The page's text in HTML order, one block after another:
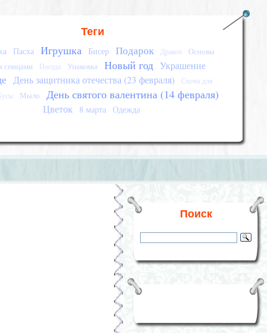
Теги
Пасха Игрушка Бисер Подарок Дракон
Основы
спицами
Посуда Упаковка Новый год Украшение
День защитника отечества (23 февраля)
Схема для
Мыло День святого валентина (14 февраля)
Цветок 8 марта Одежда
Поиск